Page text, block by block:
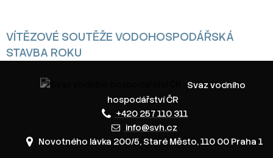
VÍTĚZOVÉ SOUTĚŽE VODOHOSPODÁŘSKÁ
STAVBA ROKU
Svaz vodního
hospodářství ČR
+420 257 110 311
info@svh.cz
Novotného lávka 200/5, Staré Město, 110 00 Praha 1